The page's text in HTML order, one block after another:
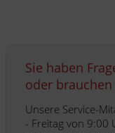
Sie haben
oder
Unsere Service-
- Freitag von 9:00